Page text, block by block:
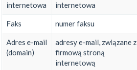
internetowa
internetowa
Faks numer faksu
Adres e-mail
(domain)
adresy e-mail, związane z
firmową stroną
internetową